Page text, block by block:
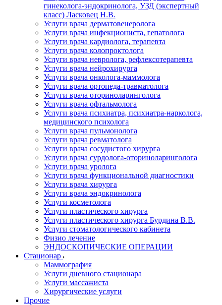
гинеколога-эндокринолога, УЗД (экспертный
класс) Ласковец Н.В.
Услуги врача дерматовенеролога
Услуги врача инфекциониста, гепатолога
Услуги врача кардиолога, терапевта
Услуги врача колопроктолога
Услуги врача невролога, рефлексотерапевта
Услуги врача нейрохирурга
Услуги врача онколога-маммолога
Услуги врача ортопеда-травматолога
Услуги врача оториноларинголога
Услуги врача офтальмолога
Услуги врача психиатра, психиатра-нарколога,
медицинского психолога
Услуги врача пульмонолога
Услуги врача ревматолога
Услуги врача сосудистого хирурга
Услуги врача сурдолога-оториноларинголога
Услуги врача уролога
Услуги врача функциональной диагностики
Услуги врача хирурга
Услуги врача эндокринолога
Услуги косметолога
Услуги пластического хирурга
Услуги пластического хирурга Бурдина В.В.
Услуги стоматологического кабинета
Физио лечение
ЭНДОСКОПИЧЕСКИЕ ОПЕРАЦИИ
Стационар
Маммография
Услуги дневного стационара
Услуги массажиста
Хирургические услуги
Прочие